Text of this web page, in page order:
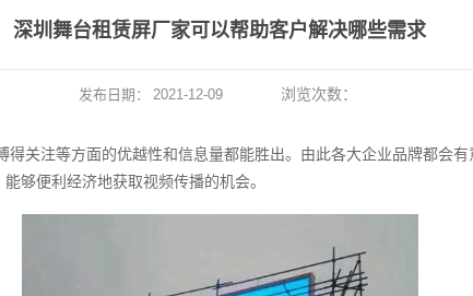
深圳舞台租赁屏厂家可以帮助客户解决哪些需求
发布日期： 2021-12-09 浏览次数：
关注等方面的优越性和信息量都能胜出。由此各大企业品牌都会
能够便利经济地获取视频传播的机会。